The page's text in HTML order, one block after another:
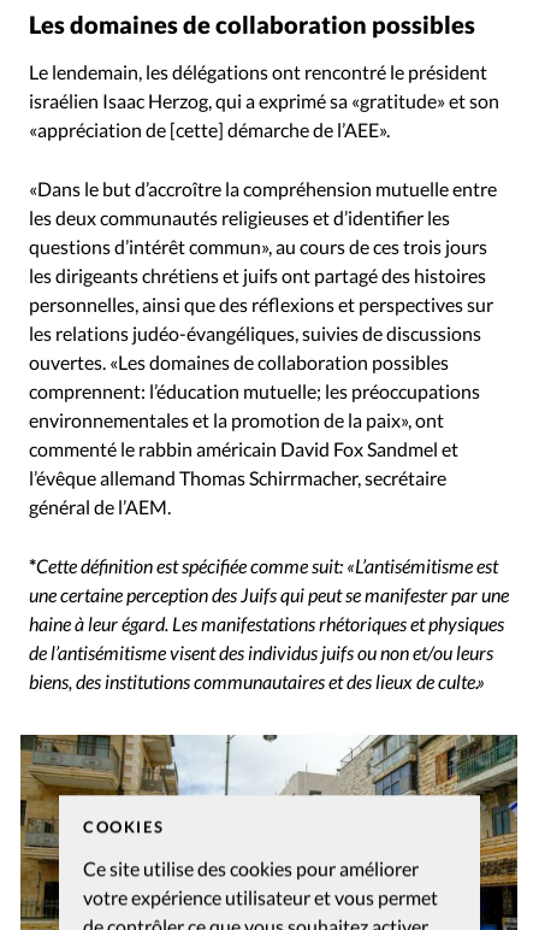
COOKIES
Ce site utilise des cookies pour améliorer
votre expérience utilisateur et vous permet
Les domaines de collaboration possibles
Le lendemain, les délégations ont rencontré le président
israélien Isaac Herzog, qui a exprimé sa «gratitude» et son
«appréciation de [cette] démarche de l’AEE».
«Dans le but d’accroître la compréhension mutuelle entre
les deux communautés religieuses et d’identifier les
questions d’intérêt commun», au cours de ces trois jours
les dirigeants chrétiens et juifs ont partagé des histoires
personnelles, ainsi que des réflexions et perspectives sur
les relations judéo-évangéliques, suivies de discussions
ouvertes. «Les domaines de collaboration possibles
comprennent: l’éducation mutuelle; les préoccupations
environnementales et la promotion de la paix», ont
commenté le rabbin américain David Fox Sandmel et
l’évêque allemand Thomas Schirrmacher, secrétaire
général de l’AEM.
*Cette définition est spécifiée comme suit: «L’antisémitisme est
une certaine perception des Juifs qui peut se manifester par une
haine à leur égard. Les manifestations rhétoriques et physiques
de l’antisémitisme visent des individus juifs ou non et/ou leurs
biens, des institutions communautaires et des lieux de culte.»